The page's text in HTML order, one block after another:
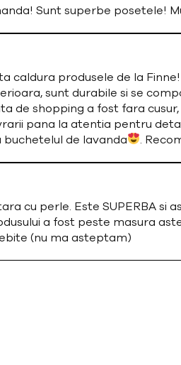
Sunt superbe posetele!
caldura produsele de la
sunt durabile si se
de shopping a fost fara
pana la atentia pentru
buchetelul de lavanda
.
cu perle. Este SUPERBA si
a fost peste masura
(nu ma asteptam)